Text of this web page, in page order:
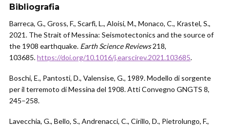
Bibliografia
Barreca, G., Gross, F., Scarfì, L., Aloisi, M., Monaco, C., Krastel, S.,
2021. The Strait of Messina: Seismotectonics and the source of
the 1908 earthquake. Earth Science Reviews218,
103685.https://doi.org/10.1016/j.earscirev.2021.103685.
Boschi, E., Pantosti, D., Valensise, G., 1989. Modello di sorgente
per il terremoto di Messina del 1908. Atti Convegno GNGTS 8,
245–258.
Lavecchia, G., Bello, S., Andrenacci, C., Cirillo, D., Pietrolungo, F.,